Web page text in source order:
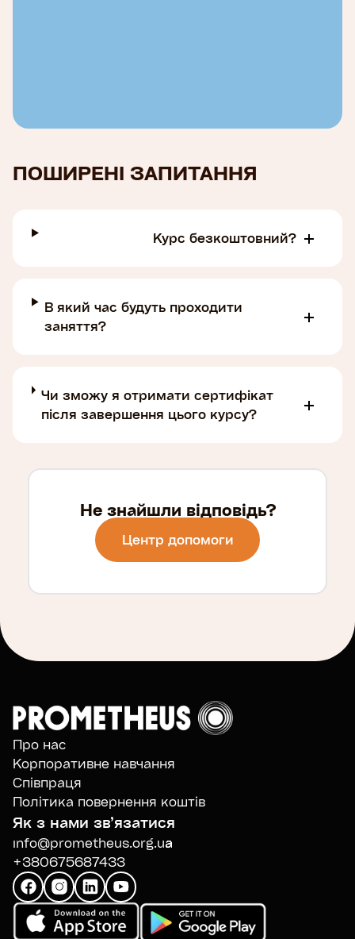
ПОШИРЕНІ ЗАПИТАННЯ
Курс безкоштовний?
В який час будуть проходити
заняття?
Чи зможу я отримати сертифікат
після завершення цього курсу?
Не знайшли відповідь?
Центр допомоги
Про нас
Корпоративне навчання
Співпраця
Політика повернення коштів
Як з нами звʼязатися
info@prometheus.org.ua
+380675687433